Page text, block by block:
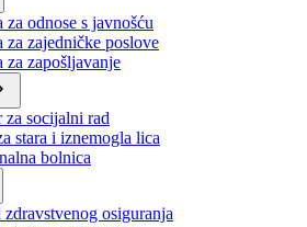
za odnose s javnošću
za zajedničke poslove
za zapošljavanje
za socijalni rad
stara i iznemogla lica
bolnica